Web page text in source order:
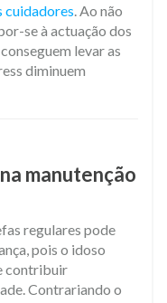
cuidadores. Ao não
se à actuação dos
levar as
diminuem
manutenção
regulares pode
pois o idoso
contribuir
Contrariando o